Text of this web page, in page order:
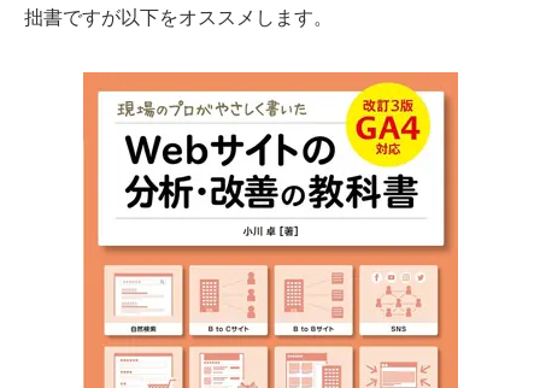
拙書ですが以下をオススメします。